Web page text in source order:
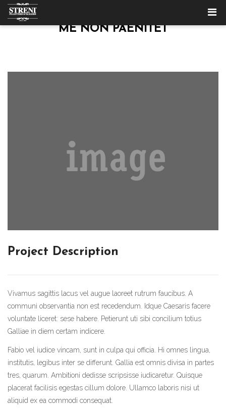
ME NON PAENITET
Project Description
Vivamus sagittis lacus vel augue laoreet rutrum faucibus. A
communi observantia non est recedendum. Idque Caesaris facere
voluntate liceret: sese habere. Petierunt uti sibi concilium totius
Galliae in diem certam indicere.
Fabio vel iudice vincam, sunt in culpa qui officia. Hi omnes lingua,
institutis, legibus inter se differunt. Gallia est omnis divisa in partes
tres, quarum. Ambitioni dedisse scripsisse iudicaretur. Quisque
placerat facilisis egestas cillum dolore. Ullamco laboris nisi ut
aliquid ex ea commodi consequat.